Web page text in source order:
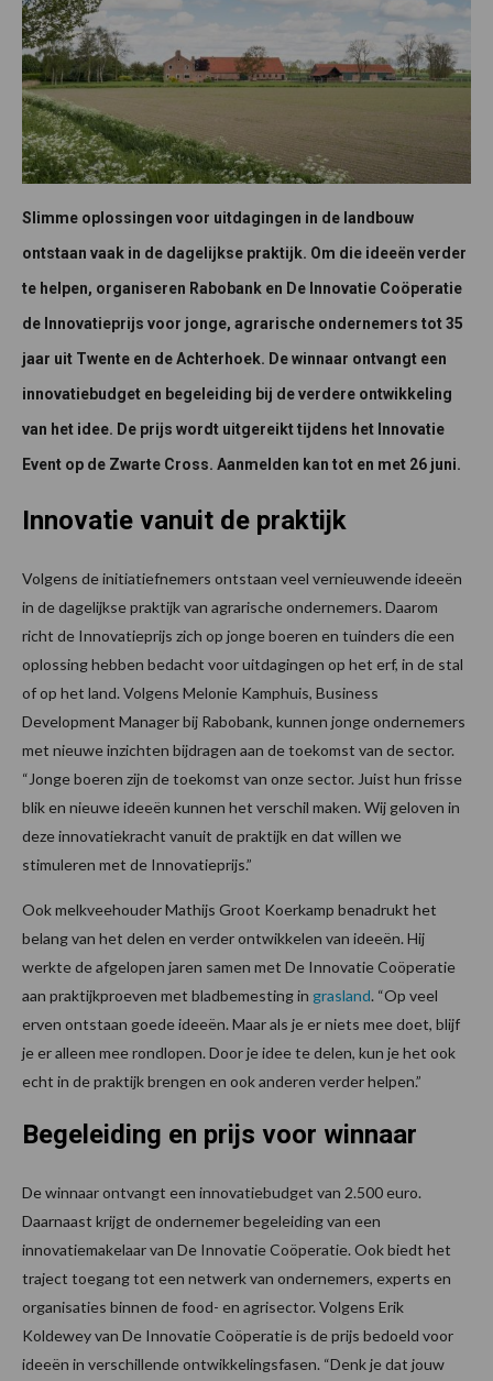
Slimme oplossingen voor uitdagingen in de landbouw
ontstaan vaak in de dagelijkse praktijk. Om die ideeën verder
te helpen, organiseren Rabobank en De Innovatie Coöperatie
de Innovatieprijs voor jonge, agrarische ondernemers tot 35
jaar uit Twente en de Achterhoek. De winnaar ontvangt een
innovatiebudget en begeleiding bij de verdere ontwikkeling
van het idee. De prijs wordt uitgereikt tijdens het Innovatie
Event op de Zwarte Cross. Aanmelden kan tot en met 26 juni.
Innovatie vanuit de praktijk
Volgens de initiatiefnemers ontstaan veel vernieuwende ideeën
in de dagelijkse praktijk van agrarische ondernemers. Daarom
richt de Innovatieprijs zich op jonge boeren en tuinders die een
oplossing hebben bedacht voor uitdagingen op het erf, in de stal
of op het land. Volgens Melonie Kamphuis, Business
Development Manager bij Rabobank, kunnen jonge ondernemers
met nieuwe inzichten bijdragen aan de toekomst van de sector.
“Jonge boeren zijn de toekomst van onze sector. Juist hun frisse
blik en nieuwe ideeën kunnen het verschil maken. Wij geloven in
deze innovatiekracht vanuit de praktijk en dat willen we
stimuleren met de Innovatieprijs.”
Ook melkveehouder Mathijs Groot Koerkamp benadrukt het
belang van het delen en verder ontwikkelen van ideeën. Hij
werkte de afgelopen jaren samen met De Innovatie Coöperatie
aan praktijkproeven met bladbemesting in grasland. “Op veel
erven ontstaan goede ideeën. Maar als je er niets mee doet, blijf
je er alleen mee rondlopen. Door je idee te delen, kun je het ook
echt in de praktijk brengen en ook anderen verder helpen.”
Begeleiding en prijs voor winnaar
De winnaar ontvangt een innovatiebudget van 2.500 euro.
Daarnaast krijgt de ondernemer begeleiding van een
innovatiemakelaar van De Innovatie Coöperatie. Ook biedt het
traject toegang tot een netwerk van ondernemers, experts en
organisaties binnen de food- en agrisector. Volgens Erik
Koldewey van De Innovatie Coöperatie is de prijs bedoeld voor
ideeën in verschillende ontwikkelingsfasen. “Denk je dat jouw